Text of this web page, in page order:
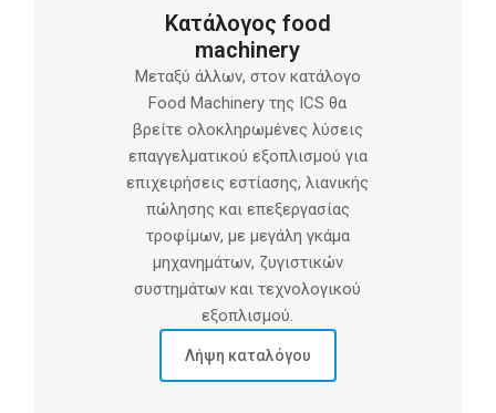
Κατάλογος food
machinery
Μεταξύ άλλων, στον κατάλογο
Food Machinery της ICS θα
βρείτε ολοκληρωμένες λύσεις
επαγγελματικού εξοπλισμού για
επιχειρήσεις εστίασης, λιανικής
πώλησης και επεξεργασίας
τροφίμων, με μεγάλη γκάμα
μηχανημάτων, ζυγιστικών
συστημάτων και τεχνολογικού
εξοπλισμού.
Λήψη καταλόγου